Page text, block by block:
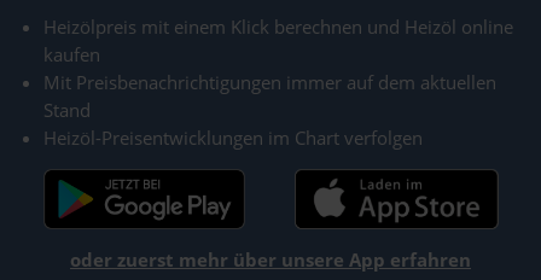
Heizölpreis mit einem Klick berechnen und Heizöl online
kaufen
Mit Preisbenachrichtigungen immer auf dem aktuellen
Stand
Heizöl-Preisentwicklungen im Chart verfolgen
oder zuerst mehr über unsere App erfahren